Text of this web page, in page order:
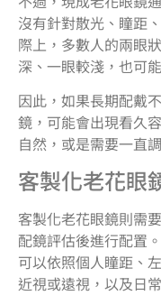
沒有針對散光、瞳距
際上，多數人的兩眼
深、一眼較淺，也可
因此，如果長期配戴
鏡，可能會出現看久
自然，或是需要一直
客製化老花眼
客製化老花眼鏡則需
配鏡評估後進行配置
可以依照個人瞳距、
近視或遠視，以及日